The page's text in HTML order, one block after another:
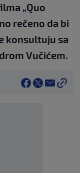
„Quo
rečeno da bi
konsultuju sa
Vučićem.